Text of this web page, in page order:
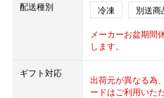
配送種別 冷凍 別送商
メーカーお盆期間
します。
ギフト対応
出荷元が異なる為
ードはご利用いた